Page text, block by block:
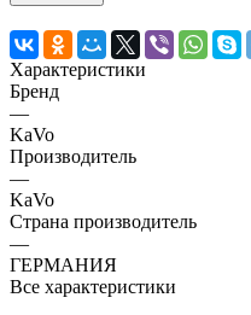
Характеристики
Бренд
—
KaVo
Производитель
—
KaVo
Страна производитель
—
ГЕРМАНИЯ
Все характеристики